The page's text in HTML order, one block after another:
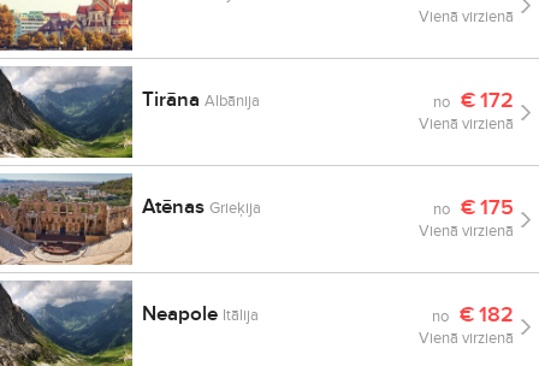
Vienā virzienā
TirānaAlbānija no €172
Vienā virzienā
AtēnasGrieķija no €175
Vienā virzienā
Neapole Itālija no €182
Vienā virzienā